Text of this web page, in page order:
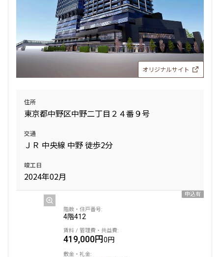
345,000円0円
2.0ヶ月 無
1LDK49.59㎡
賃料改定
ペット可
お問合せ
オリジナルサイト
住所
東京都中野区中野二丁目２４番９号
交通
ＪＲ 中央線 中野 徒歩2分
竣工日
2024年02月
申込有
4階412
419,000円0円